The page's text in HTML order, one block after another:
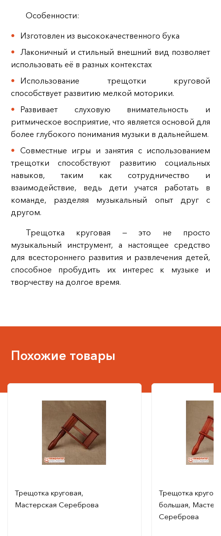
Особенности:
Изготовлен из высококачественного бука
Лаконичный и стильный внешний вид позволяет
использовать её в разных контекстах
Использование трещотки круговой
способствует развитию мелкой моторики.
Развивает слуховую внимательность и
ритмическое восприятие, что является основой для
более глубокого понимания музыки в дальнейшем.
Совместные игры и занятия с использованием
трещотки способствуют развитию социальных
навыков, таким как сотрудничество и
взаимодействие, ведь дети учатся работать в
команде, разделяя музыкальный опыт друг с
другом.
Трещотка круговая — это не просто
музыкальный инструмент, а настоящее средство
для всестороннего развития и развлечения детей,
способное пробудить их интерес к музыке и
творчеству на долгое время.
Похожие товары
Трещотка круговая,
Мастерская Сереброва
Трещотка
большая,
Сереброва